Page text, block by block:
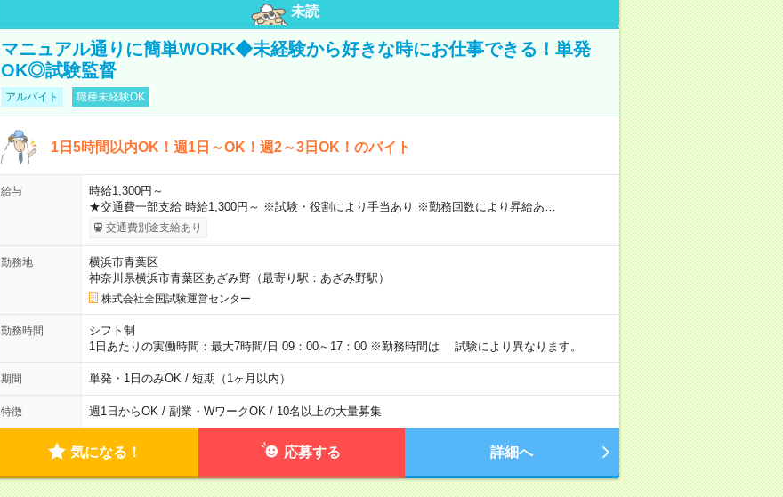
未読
マニュアル通りに簡単WORK◆未経験から好きな時にお仕事できる！単発
OK◎試験監督
アルバイト 職種未経験OK
1日5時間以内OK！週1日～OK！週2～3日OK！のバイト
給与
時給1,300円～
★交通費一部支給 時給1,300円～ ※試験・役割により手当あり ※勤務回数により昇給あ…
交通費別途支給あり
勤務地
横浜市青葉区
神奈川県横浜市青葉区あざみ野（最寄り駅：あざみ野駅）
株式会社全国試験運営センター
勤務時間
シフト制
1日あたりの実働時間：最大7時間/日 09：00～17：00 ※勤務時間は 試験により異なります。
期間 単発・1日のみOK / 短期（1ヶ月以内）
特徴 週1日からOK / 副業・WワークOK / 10名以上の大量募集
気になる！ 応募する 詳細へ